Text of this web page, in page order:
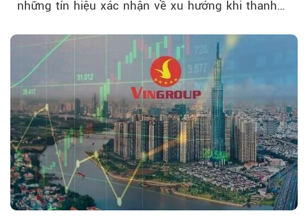
những tín hiệu xác nhận về xu hướng khi thanh